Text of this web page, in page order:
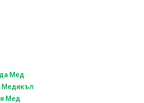
Мед
Медикъл
Мед